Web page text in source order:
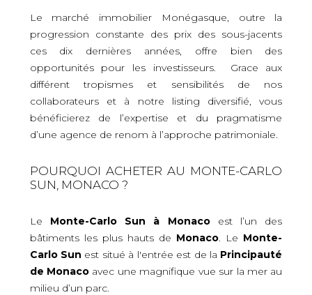
Le marché immobilier Monégasque, outre la
progression constante des prix des sous-jacents
ces dix dernières années, offre bien des
opportunités pour les investisseurs. Grace aux
différent tropismes et sensibilités de nos
collaborateurs et à notre listing diversifié, vous
bénéficierez de l’expertise et du pragmatisme
d’une agence de renom à l’approche patrimoniale.
POURQUOI ACHETER AU MONTE-CARLO
SUN, MONACO ?
Le Monte-Carlo Sun à Monacoest l’un des
bâtiments les plus hauts de Monaco . Le Monte-
Carlo Sun est situé à l'entrée est de la Principauté
de Monaco avec une magnifique vue sur la mer au
milieu d’un parc.